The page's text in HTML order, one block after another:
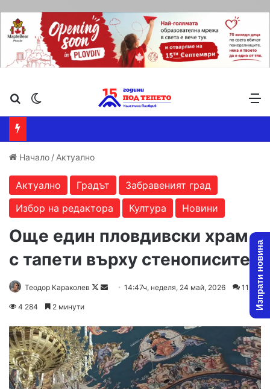
Търсене ...
Начало / Актуално
Актуално Градът
Забравеният град
Избор на редактора
Култура Новини
Още един пловдивски храм
с тапети върху стенописите
Теодор Караколев
Follow
Send14:47ч, неделя, 24 май, 2026 11
4 284 2 минути Изпрати новина